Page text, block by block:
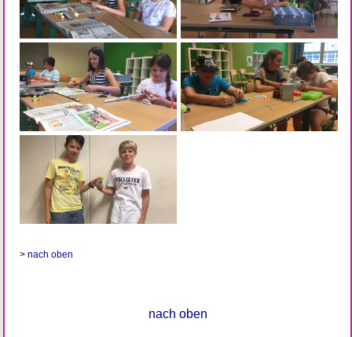
>nach oben
nach oben